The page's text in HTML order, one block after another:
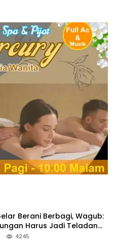
Berani Berbagi, Wagub:
Harus Jadi Teladan
4245